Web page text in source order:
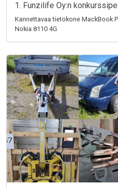
1. Funzilife Oy:n
Kannettavaa tietokone MackBook
Nokia 8110 4G